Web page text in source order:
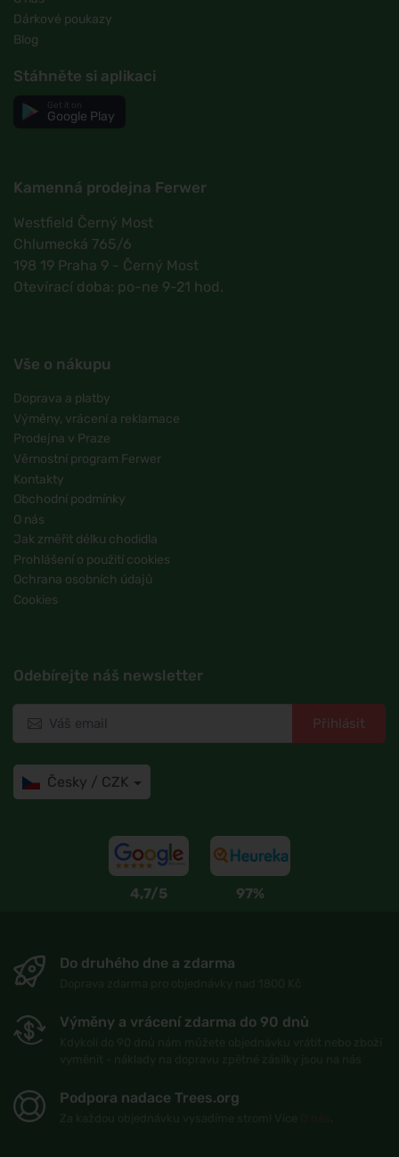
Dárkové poukazy
Blog
Stáhněte si aplikaci
Google Play
Kamenná prodejna Ferwer
Westfield Černý Most
Chlumecká 765/6
198 19 Praha 9 - Černý Most
Otevírací doba: po-ne 9-21 hod.
Vše o nákupu
Doprava a platby
Výměny, vrácení a reklamace
Prodejna v Praze
Věrnostní program Ferwer
Kontakty
Obchodní podmínky
O nás
Jak změřit délku chodidla
Prohlášení o použití cookies
Ochrana osobních údajů
Cookies
Odebírejte náš newsletter
Přihlásit
Česky / CZK
4,7/5 97%
Do druhého dne a zdarma
Výměny a vrácení zdarma do 90 dnů
Podpora nadace Trees.org